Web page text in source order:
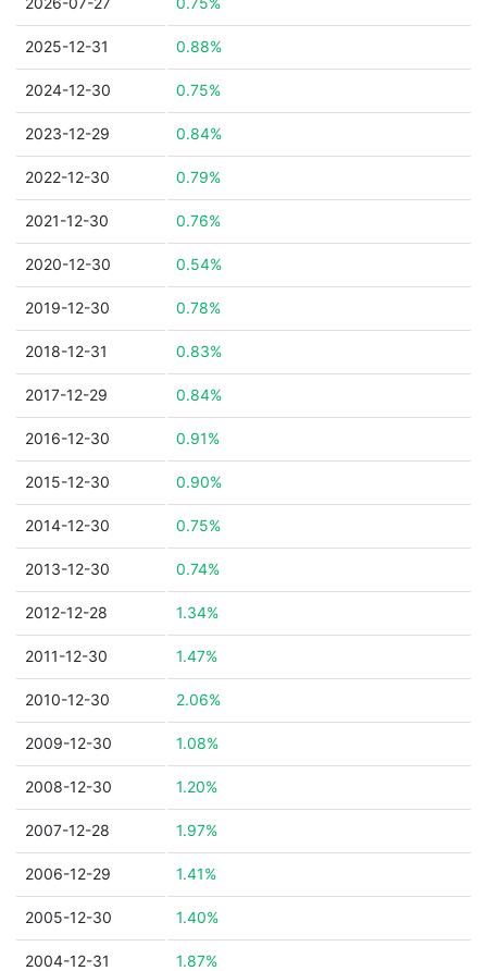
2025-12-31 0.88%
2024-12-30 0.75%
2023-12-29 0.84%
2022-12-30 0.79%
2021-12-30 0.76%
2020-12-30 0.54%
2019-12-30 0.78%
2018-12-31 0.83%
2017-12-29 0.84%
2016-12-30 0.91%
2015-12-30 0.90%
2014-12-30 0.75%
2013-12-30 0.74%
2012-12-28 1.34%
2011-12-30 1.47%
2010-12-30 2.06%
2009-12-30 1.08%
2008-12-30 1.20%
2007-12-28 1.97%
2006-12-29 1.41%
2005-12-30 1.40%
2004-12-31 1.87%